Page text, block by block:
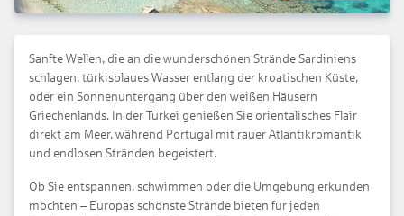
Sanfte Wellen, die an die wunderschönen Strände Sardiniens
schlagen, türkisblaues Wasser entlang der kroatischen Küste,
oder ein Sonnenuntergang über den weißen Häusern
Griechenlands. In der Türkei genießen Sie orientalisches Flair
direkt am Meer, während Portugal mit rauer Atlantikromantik
und endlosen Stränden begeistert.
Ob Sie entspannen, schwimmen oder die Umgebung erkunden
möchten – Europas schönste Strände bieten für jeden